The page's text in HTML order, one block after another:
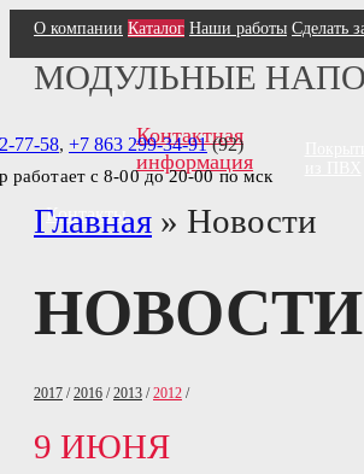
О компании Каталог Наши работы Сделать
МОДУЛЬНЫЕ
Контактная
информация
работает с 8-00 до 20-00 по мск
77-58, +7 863 299-34-91(92)
Контакты
Главная » Новости
НОВОСТИ
2017 /2016 /2013 /2012 /
9 ИЮНЯ